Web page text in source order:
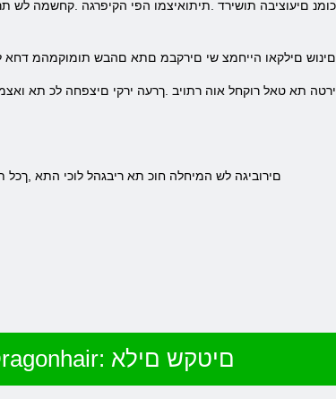
.םינוש םילקאו הייחמצ שי םירקבמ םתא םהבש תומוקמהמ
.םירוביגה לש המיחלה חוכ תא ריבגהל לוכי התא
שחק ב Dragonhair: םיטקש םילא